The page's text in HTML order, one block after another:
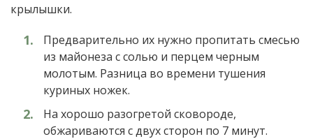
крылышки.
Предварительно их нужно пропитать смесью
из майонеза с солью и перцем черным
молотым. Разница во времени тушения
куриных ножек.
На хорошо разогретой сковороде,
обжариваются с двух сторон по 7 минут.